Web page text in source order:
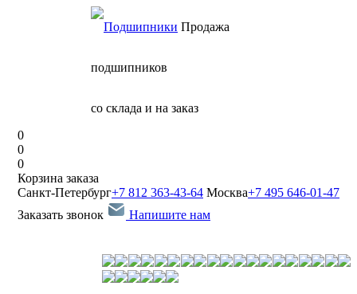
Продажа
подшипников
со склада и на заказ
0
0
0
Корзина заказа
Санкт-Петербург+7 812 363-43-64 Москва+7 495 646-01-47
Заказать звонок
Напишите нам